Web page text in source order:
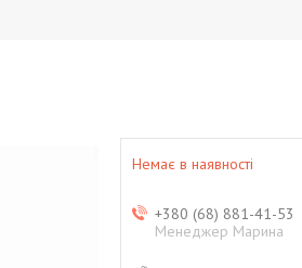
Немає в наявності
+380 (68) 881-41-53
Менеджер Марина